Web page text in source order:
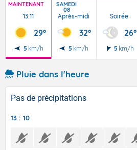
MAINTENANT
13:11
29°
5 km/h
SAMEDI
08
Après-midi
32°
5 km/h
Soirée
26°
5 km/h
Pluie dans l'heure
Pas de précipitations
13 : 10